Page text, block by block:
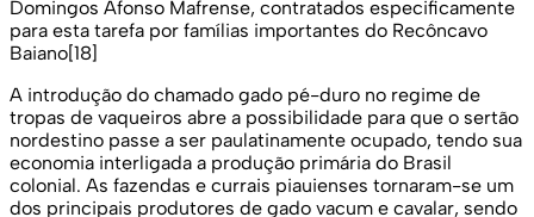
Domingos Afonso Mafrense, contratados especificamente
para esta tarefa por famílias importantes do Recôncavo
Baiano[18]
A introdução do chamado gado pé-duro no regime de
tropas de vaqueiros abre a possibilidade para que o sertão
nordestino passe a ser paulatinamente ocupado, tendo sua
economia interligada a produção primária do Brasil
colonial. As fazendas e currais piauienses tornaram-se um
dos principais produtores de gado vacum e cavalar, sendo